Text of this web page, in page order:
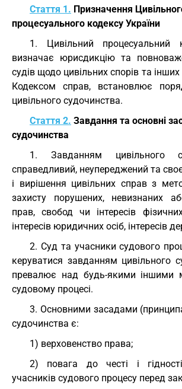
Стаття 1. Призначення
процесуального кодексу України
1. Цивільний процесуальний
визначає юрисдикцію та
судів щодо цивільних спорів та
Кодексом справ, встановлює
цивільного судочинства.
Стаття 2. Завдання та основні
судочинства
1. Завданням цивільного
справедливий, неупереджений та
і вирішення цивільних справ з
захисту порушених, невизнаних
прав, свобод чи інтересів
інтересів юридичних осіб, інтересів
2. Суд та учасники судового
керуватися завданням цивільного
превалює над будь-якими іншими
судовому процесі.
3. Основними засадами
судочинства є:
1) верховенство права;
2) повага до честі і
учасників судового процесу перед